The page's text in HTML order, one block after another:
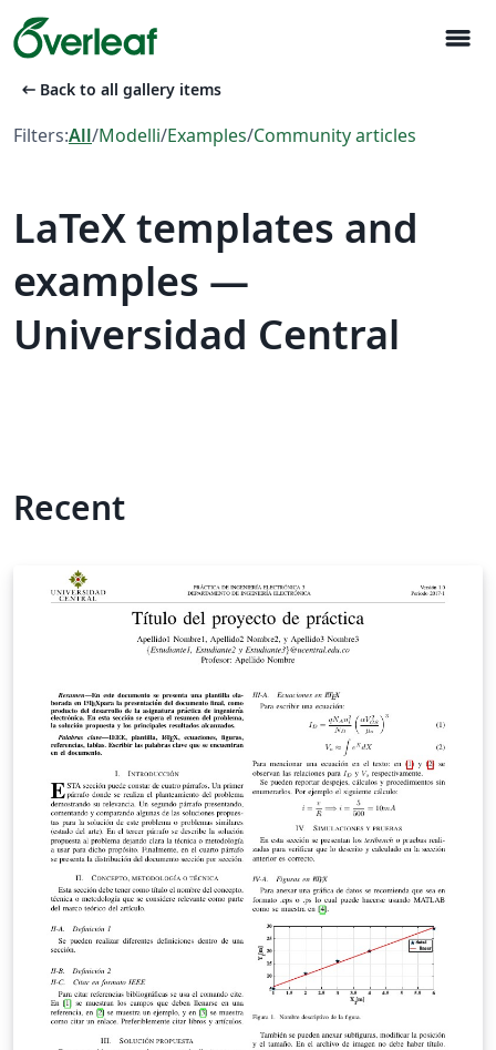
menu
arrow_left_alt Back to all gallery items
Filters:All/Modelli/Examples/Community articles
LaTeX templates and
examples —
Universidad Central
Recent